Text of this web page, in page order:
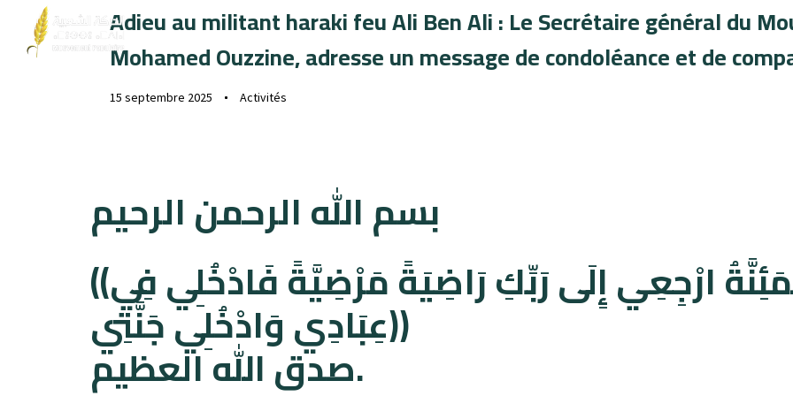
Organisations parallèles
Adieu au militant haraki feu Ali Ben Ali : Le Secrétaire général du
Mohamed Ouzzine, adresse un message de condoléance et de
15 septembre 2025 Activités
بسم الله الرحمن الرحيم
((يَا أَيَّتُهَا النَّفْسُ الْمُطْمَئِنَّةُ ارْجِعِي إِلَى رَبِّكِ رَاضِيَةً مَرْضِيَّةً فَادْخُلِي فِي
عِبَادِي وَادْخُلِي جَنَّتِي))
صدق الله العظيم.